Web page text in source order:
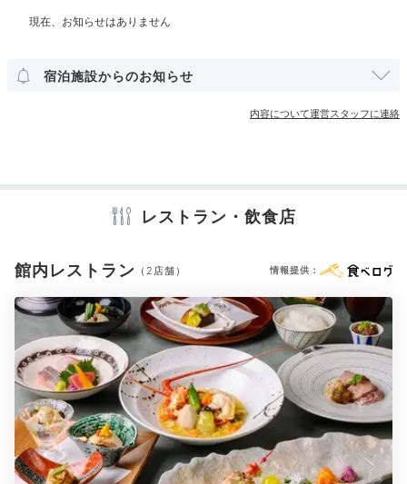
Dinner
18:00
里山ラウンジ グ
夕食は「里山ラウンジ」でグランピングディナーを堪
能。オープンテントになっており、開放感溢れるロケー
ションでディナーを楽しめます。伊勢志摩名産の伊勢海
老のグリルを始めとする、本格リゾートフレンチを味わ
部屋情報
売店・ギフトショップ
冷蔵庫 スリッパ セーフティボックス
バスタオル
ドライヤー
※設備・アメニティは、確認が取れている情報を表示しています。
宿泊施設からのお知らせ
内容について運営スタッフに連絡
レストラン・飲食店
館内レストラン （2店舗） 情報提供：